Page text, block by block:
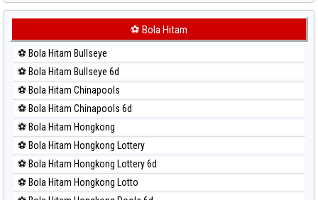
⚽ Bola Merah Japan 6d
⚽ Bola Merah Kuda Lari
⚽ Bola Merah Magnum Cambodia
⚽ Bola Merah Nagoya
⚽ Bola Merah North Carolina Day
⚽ Bola Merah Pcso
⚽ Bola Merah Sao Paulo
⚽ Bola Merah Singapore
⚽ Bola Merah Sydney
⚽ Bola Merah Sydney Lottery
⚽ Bola Hitam
⚽ Bola Hitam Bullseye
⚽ Bola Hitam Bullseye 6d
⚽ Bola Hitam Chinapools
⚽ Bola Hitam Chinapools 6d
⚽ Bola Hitam Hongkong
⚽ Bola Hitam Hongkong Lottery
⚽ Bola Hitam Hongkong Lottery 6d
⚽ Bola Hitam Hongkong Lotto